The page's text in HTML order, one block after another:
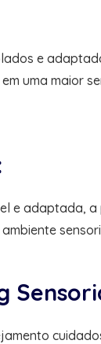
e
uma maior
e adaptada,